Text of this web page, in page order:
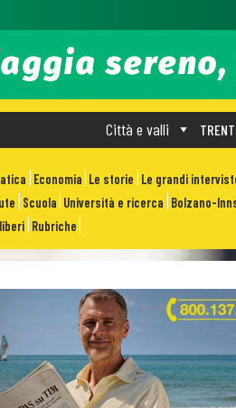
Città e valli
Economia Le storie Le grandi
Scuola Università e ricerca Bolzano-
Rubriche